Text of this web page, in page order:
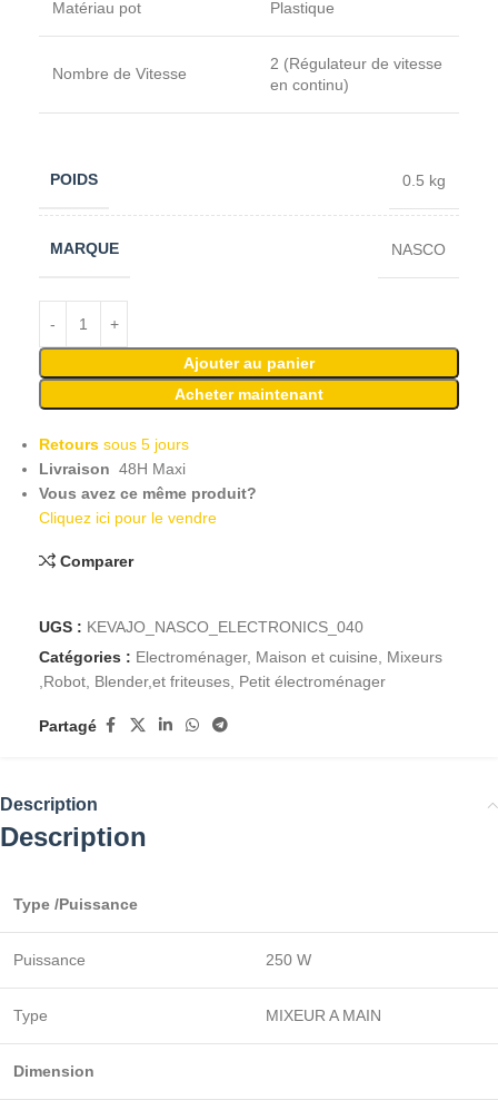
Matériau pot Plastique
Nombre de Vitesse
2 (Régulateur de vitesse
en continu)
POIDS 0.5 kg
MARQUE NASCO
Ajouter au panier
Acheter maintenant
Retours sous 5 jours
Livraison 48H Maxi
Vous avez ce même produit?
Cliquez ici pour le vendre
Comparer
UGS : KEVAJO_NASCO_ELECTRONICS_040
Catégories : Electroménager, Maison et cuisine, Mixeurs
,Robot, Blender,et friteuses, Petit électroménager
Partagé
Description
Description
Type /Puissance
Puissance 250 W
Type MIXEUR A MAIN
Dimension